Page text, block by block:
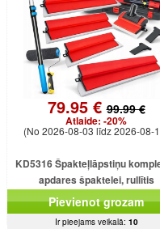
79.95 €99.99 €
Atlaide: -20%
(No 2026-08-03 līdz 2026-08-
KD5316 Špakteļlāpstiņu
apdares špaktelei, rullītis
25/40/60/80/100 cm.
Pievienot grozam
Ir pieejams veikalā: 10